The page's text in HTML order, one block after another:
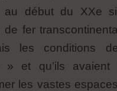
au début du XXe
de fer
les conditions
» et qu’ils
les vastes